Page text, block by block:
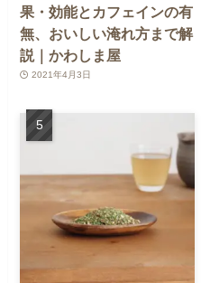
果・効能とカフェインの有
無、おいしい淹れ方まで解
説｜かわしま屋
2021年4月3日